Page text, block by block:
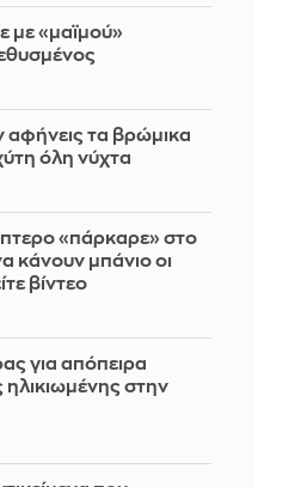
με «μαϊμού»
αφήνεις τα βρώμικα
όλη νύχτα
«πάρκαρε» στο
κάνουν μπάνιο οι
βίντεο
για απόπειρα
στην